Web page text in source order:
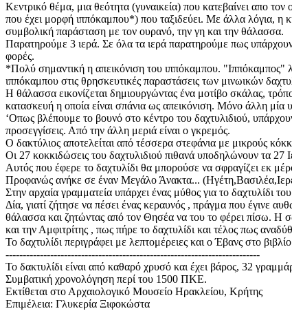
Κεντρικό θέμα, μια θεότητα (γυναικεία) που κατεβαίνει απο
που έχει μορφή ιππόκαμπου*) που ταξιδεύει. Με άλλα λόγια, η
συμβολική παράσταση με τον ουρανό, την γη και την θάλασσα.
Παρατηρούμε 3 ιερά. Σε όλα τα ιερά παρατηρούμε πως υπάρχουν
φορές.
*Πολύ σημαντική η απεικόνιση του ιππόκαμπου. "Ιππόκαμπος"
ιππόκαμπου στις θρησκευτικές παραστάσεις των μινωικών
Η θάλασσα εικονίζεται δημιουργώντας ένα μοτίβο σκάλας,
κατασκευή η οποία είναι σπάνια ως απεικόνιση. Μόνο άλλη
‘Οπως βλέπουμε το βουνό στο κέντρο του δαχτυλιδιού,
προσεγγίσεις. Από την άλλη μεριά είναι ο γκρεμός.
Ο δακτύλιος αποτελείται από τέσσερα στεφάνια με μικρούς
Οι 27 κοκκιδώσεις του δαχτυλιδιού πιθανά υποδηλώνουν τα
Αυτός που έφερε το δαχτυλίδι θα μπορούσε να σφραγίζει εκ
Προφανώς ανήκε σε έναν Μεγάλο Άνακτα...
Στην αρχαία γραμματεία υπάρχει ένας μύθος για το
Δία, γιατί ζήτησε να πέσει ένας κεραυνός , πράγμα που έγινε
θάλασσα και ζητώντας από τον Θησέα να του το φέρει πίσω. Η
και την Αμφιτρίτης , πως πήρε το δαχτυλίδι και τέλος πως
Το δαχτυλίδι περιγράφει με λεπτομέρειες και ο Έβανς στο
--------------------------------------------------------------------------
Το δακτυλίδι είναι από καθαρό χρυσό και έχει βάρος, 32
Συμβατική χρονολόγηση περί του 1500 ΠΚΕ.
Εκτίθεται στο Αρχαιολογικό Μουσείο Ηρακλείου, Κρήτης
Επιμέλεια: Γλυκερία Ξιφοκώστα